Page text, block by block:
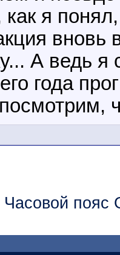
как я
вновь
А ведь я
года
Часовой пояс